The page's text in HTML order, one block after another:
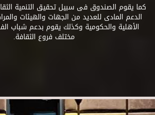
كما يقوم الصندوق فى سبيل تحقيق التنمية
الدعم المادى للعديد من الجهات والهيئات
الأهلية والحكومية وكذلك يقوم بدعم شباب
مختلف فروع الثقافة.